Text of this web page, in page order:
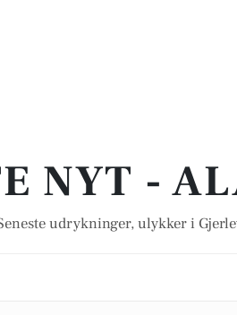
NYT -
udrykninger, ulykker i